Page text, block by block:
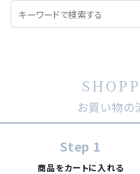
お買い物の
Step 1
商品をカートに入れる